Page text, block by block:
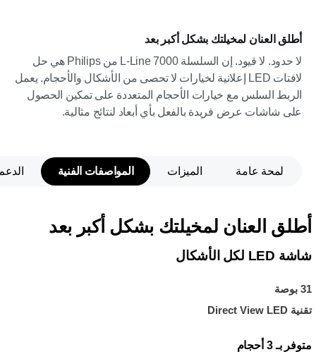
أطلق العنان لمخيلتك بشكل أكبر بعد
لا حدود. لا قيود. إن السلسلة L-Line 7000 من Philips هي حل
لافتات LED إعلانية لخيارات لا تحصى من الأشكال والأحجام. يعمل
الربط السلس مع خيارات الأحجام المتعددة على تمكين الحصول
على شاشات عرض فريدة بالفعل بأي أبعاد لنتائج مثالية.
لمحة عامة الميزات المواصفات الفنية
أطلق العنان لمخيلتك بشكل أكبر بعد
شاشة LED لكل الأشكال
31 بوصة
تقنية Direct View LED
متوفر بـ 3 أحجام